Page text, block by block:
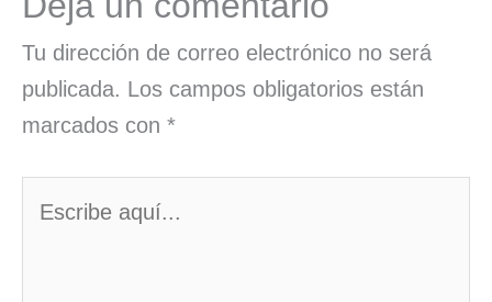
Tu dirección de correo electrónico no será
publicada. Los campos obligatorios están
marcados con *